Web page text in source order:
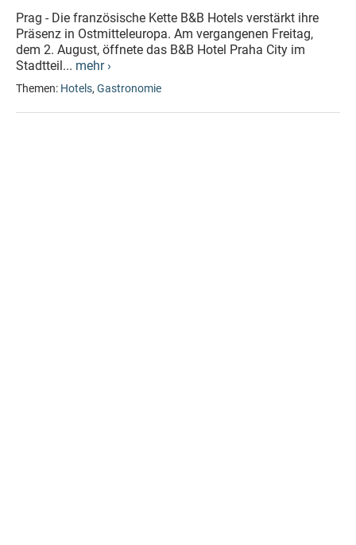
Prag - Die französische Kette B&B Hotels verstärkt ihre
Präsenz in Ostmitteleuropa. Am vergangenen Freitag,
dem 2. August, öffnete das B&B Hotel Praha City im
Stadtteil... mehr ›
Themen: Hotels, Gastronomie